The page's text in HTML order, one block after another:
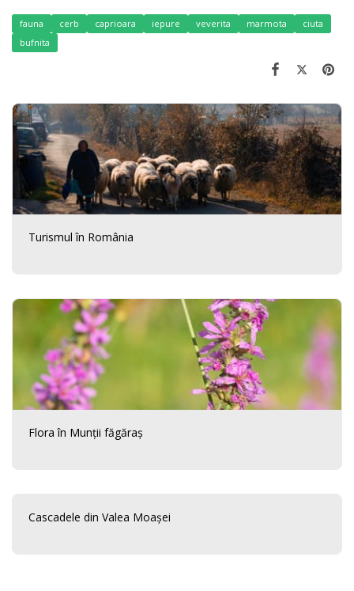
fauna cerb caprioara iepure veverita marmota
ciuta
bufnita
Turismul în România
Flora în Munții făgăraș
Cascadele din Valea Moașei